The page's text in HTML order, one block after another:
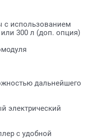
с использованием
300 л (доп. опция)
дальнейшего
электрический
с удобной